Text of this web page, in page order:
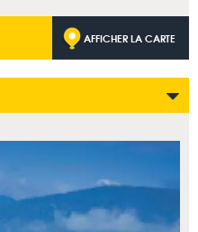
AFFICHER LA CARTE